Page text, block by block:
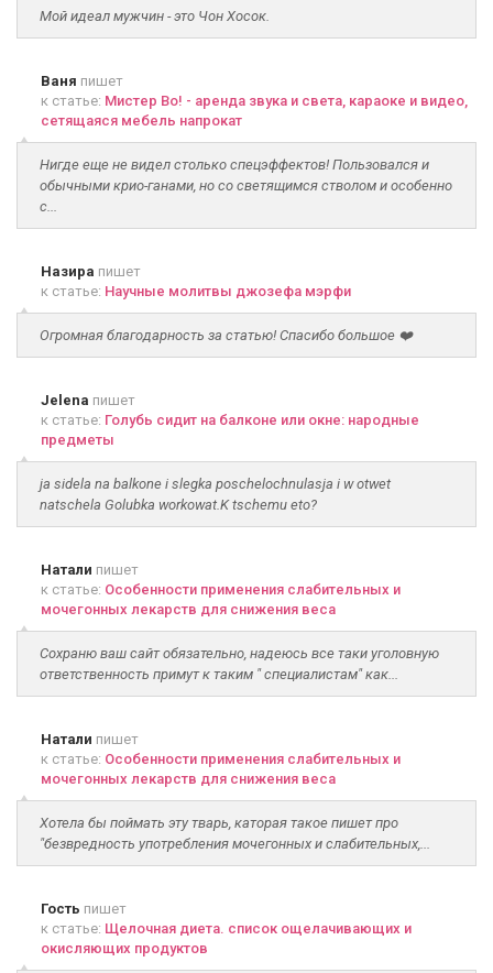
Мой идеал мужчин - это Чон Хосок.
Ваня пишет
к статье: Мистер Во! - аренда звука и света, караоке и видео,
сетящаяся мебель напрокат
Нигде еще не видел столько спецэффектов! Пользовался и
обычными крио-ганами, но со светящимся стволом и особенно
с...
Назира пишет
к статье: Научные молитвы джозефа мэрфи
Огромная благодарность за статью! Спасибо большое ❤️
Jelena пишет
к статье: Голубь сидит на балконе или окне: народные
предметы
ja sidela na balkone i slegka poschelochnulasja i w otwet
natschela Golubka workowat.K tschemu eto?
Натали пишет
к статье: Особенности применения слабительных и
мочегонных лекарств для снижения веса
Сохраню ваш сайт обязательно, надеюсь все таки уголовную
ответственность примут к таким " специалистам" как...
Натали пишет
к статье: Особенности применения слабительных и
мочегонных лекарств для снижения веса
Хотела бы поймать эту тварь, каторая такое пишет про
"безвредность употребления мочегонных и слабительных,...
Гость пишет
к статье: Щелочная диета. список ощелачивающих и
окисляющих продуктов